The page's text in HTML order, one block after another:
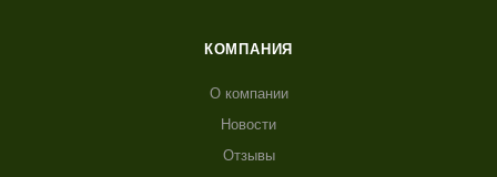
КОМПАНИЯ
О компании
Новости
Отзывы